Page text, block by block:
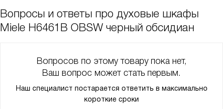
несколько блюд одновременно.
Вопросы и ответы про духовые шкафы
Miele H6461B OBSW черный обсидиан
Вопросов по этому товару пока нет,
Ваш вопрос может стать первым.
Наш специалист постарается ответить в максимально
короткие сроки